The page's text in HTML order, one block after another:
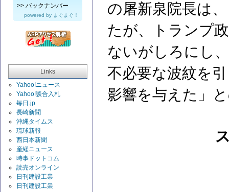
>> バックナンバー
powered by まぐまぐ！
Links
Yahoo!ニュース
Yahoo!談合入札
毎日.jp
長崎新聞
沖縄タイムス
琉球新報
西日本新聞
産経ニュース
時事ドットコム
読売オンライン
日刊建設工業
日刊建設工業
の屠新泉院長は
たが、トランプ
ないがしろにし
不必要な波紋を
影響を与えた」